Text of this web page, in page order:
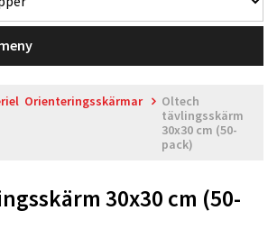
Orienteringsskärmar
Oltech
tävlingsskärm
30x30 cm (50-
pack)
30x30 cm (50-